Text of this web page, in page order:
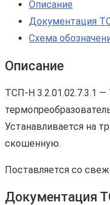
Описание
Документация
Схема
Описание
ТСП-Н 3.2.01.02.7.3.1
Устанавливается на
скошенную.
Поставляется со
Документация